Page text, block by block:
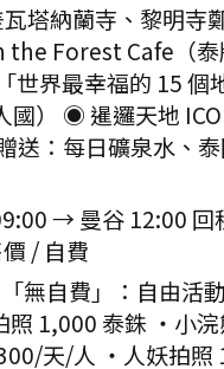
塔納蘭寺、黎明寺
Forest Cafe（泰
世界最幸福的 15
） ◉ 暹邏天地
送：每日礦泉水、
12:00 回程：
自費
自由活動時段
1,000 泰銖 ・小浣
天/人 ・人妖拍照